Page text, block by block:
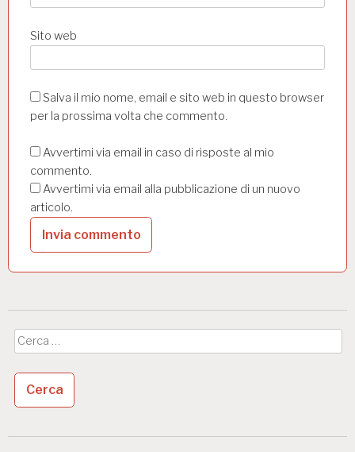
Sito web
Salva il mio nome, email e sito web in questo browser
per la prossima volta che commento.
Avvertimi via email in caso di risposte al mio
commento.
Avvertimi via email alla pubblicazione di un nuovo
articolo.
Ricerca
per: